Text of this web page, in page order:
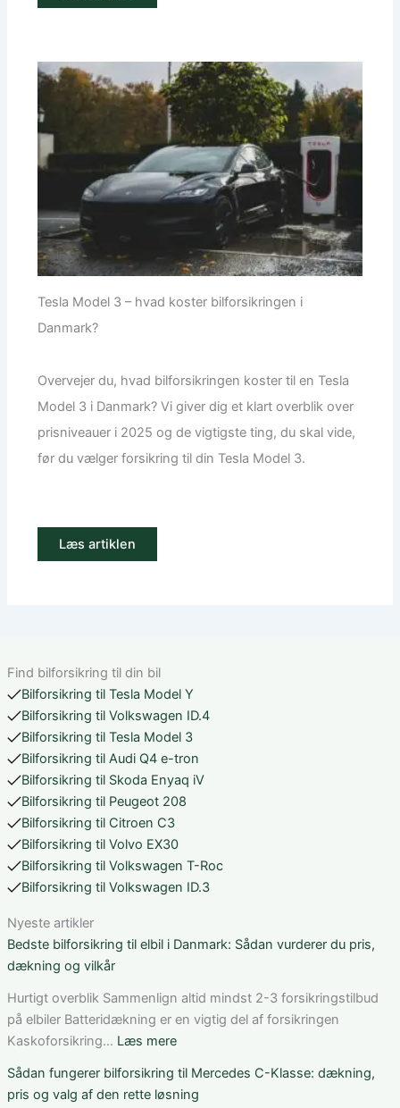
Tesla Model 3 – hvad koster bilforsikringen i
Danmark?
Overvejer du, hvad bilforsikringen koster til en Tesla
Model 3 i Danmark? Vi giver dig et klart overblik over
prisniveauer i 2025 og de vigtigste ting, du skal vide,
før du vælger forsikring til din Tesla Model 3.
Læs artiklen
Find bilforsikring til din bil
Bilforsikring til Tesla Model Y
Bilforsikring til Volkswagen ID.4
Bilforsikring til Tesla Model 3
Bilforsikring til Audi Q4 e-tron
Bilforsikring til Skoda Enyaq iV
Bilforsikring til Peugeot 208
Bilforsikring til Citroen C3
Bilforsikring til Volvo EX30
Bilforsikring til Volkswagen T-Roc
Bilforsikring til Volkswagen ID.3
Nyeste artikler
Bedste bilforsikring til elbil i Danmark: Sådan vurderer du pris,
dækning og vilkår
Hurtigt overblik Sammenlign altid mindst 2-3 forsikringstilbud
på elbiler Batteridækning er en vigtig del af forsikringen
Kaskoforsikring… Læs mere:
bilforsikring
til
Sådan fungerer bilforsikring til Mercedes C-Klasse: dækning,
pris og valg af den rette løsning